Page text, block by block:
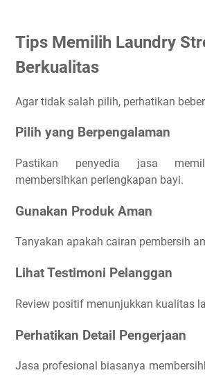
Tips Memilih Laundry
Berkualitas
Agar tidak salah pilih, perhatikan
Pilih yang Berpengalaman
Pastikan penyedia jasa
membersihkan perlengkapan bayi.
Gunakan Produk Aman
Tanyakan apakah cairan pembersih
Lihat Testimoni Pelanggan
Review positif menunjukkan kualitas
Perhatikan Detail Pengerjaan
Jasa profesional biasanya